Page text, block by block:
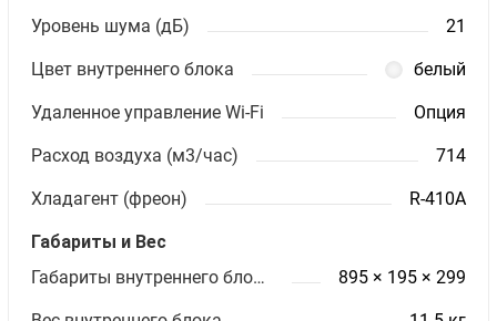
Уровень шума (дБ) 21
Цвет внутреннего блока белый
Удаленное управление Wi-Fi Опция
Расход воздуха (м3/час) 714
Хладагент (фреон) R-410A
Габариты и Вес
Габариты внутреннего блока ШхВхГ (мм)
895 × 195 × 299